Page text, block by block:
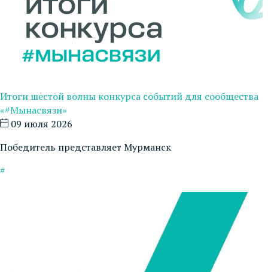
Итоги шестой волны конкурса событий для сообщества
«#Мынасвязи»
09 июля 2026
Победитель представляет Мурманск
#